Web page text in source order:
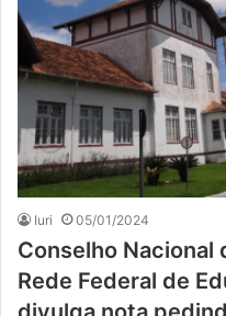
Iuri 05/01/2024
Conselho
Rede Federal de